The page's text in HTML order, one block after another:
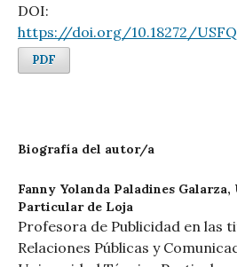
DOI:
https://doi.org/10.18272/
PDF
Biografía del autor/a
Fanny Yolanda Paladines Galarza,
Particular de Loja
Profesora de Publicidad en las
Relaciones Públicas y